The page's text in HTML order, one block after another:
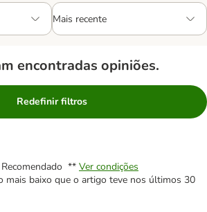
encontradas opiniões.
Redefinir filtros
** Ver condições
mais baixo que o artigo teve nos últimos 30